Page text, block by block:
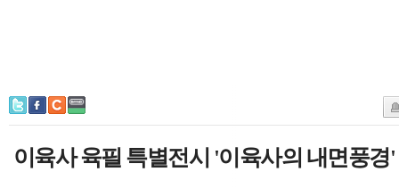
이육사 육필 특별전시 '이육사의 내면풍경'